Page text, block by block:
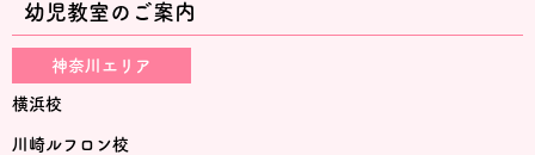
幼児教室のご案内
神奈川エリア
横浜校
川崎ルフロン校